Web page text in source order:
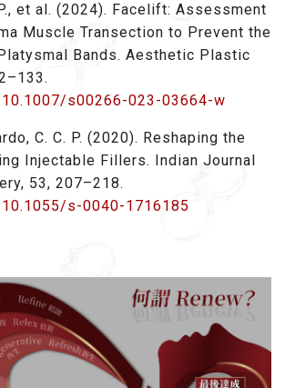
et al. (2024). Facelift: Assessment
Muscle Transection to Prevent the
Bands. Aesthetic Plastic
s00266-023-03664-w
C. C. P. (2020). Reshaping the
Injectable Fillers. Indian Journal
53, 207–218.
s-0040-1716185